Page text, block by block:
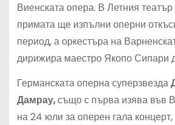
Виенската опера. В Летния
примата ще изпълни оперни
период, а оркестъра на
дирижира маестро Якопо Сипари
Германската оперна суперзвезда
Дамрау,също с първа изява във
на 24 юли за оперен гала